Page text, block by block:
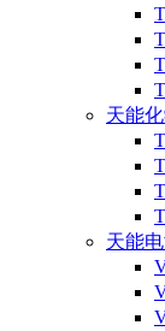
天能
天能